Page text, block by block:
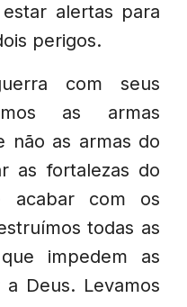
alertas para
perigos.
com seus
as armas
não as armas do
as fortalezas do
acabar com os
todas as
impedem as
Deus. Levamos